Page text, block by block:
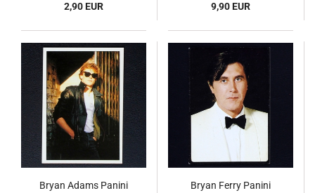
2,90 EUR 9,90 EUR
Bryan Adams Panini
Bryan Ferry Panini